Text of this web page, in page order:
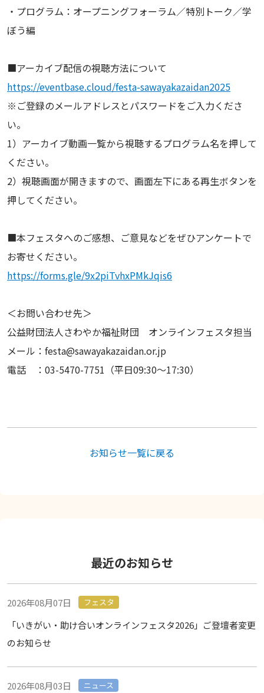
・プログラム：オープニングフォーラム／特別トーク／学
ぼう編
■アーカイブ配信の視聴方法について
https://eventbase.cloud/festa-sawayakazaidan2025
※ご登録のメールアドレスとパスワードをご入力くださ
い。
1）アーカイブ動画一覧から視聴するプログラム名を押して
ください。
2）視聴画面が開きますので、画面左下にある再生ボタンを
押してください。
■本フェスタへのご感想、ご意見などをぜひアンケートで
お寄せください。
https://forms.gle/9x2piTvhxPMkJqis6
＜お問い合わせ先＞
公益財団法人さわやか福祉財団 オンラインフェスタ担当
メール：festa@sawayakazaidan.or.jp
電話 ：03-5470-7751（平日09:30～17:30）
お知らせ一覧に戻る
最近のお知らせ
2026年08月07日 フェスタ
「いきがい・助け合いオンラインフェスタ2026」ご登壇者変更
のお知らせ
2026年08月03日 ニュース